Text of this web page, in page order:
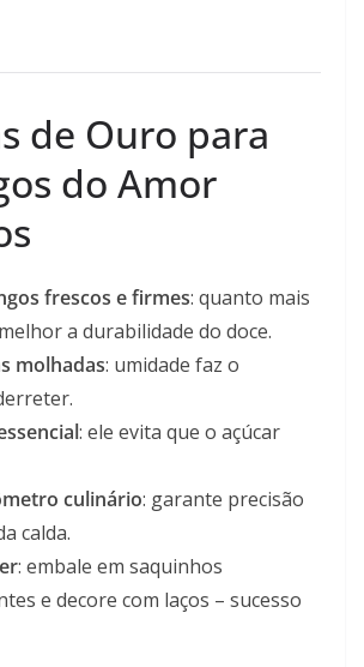
de Ouro para
do Amor
frescos e firmes: quanto mais
a durabilidade do doce.
molhadas: umidade faz o
: ele evita que o açúcar
culinário: garante precisão
calda.
: embale em saquinhos
e decore com laços – sucesso